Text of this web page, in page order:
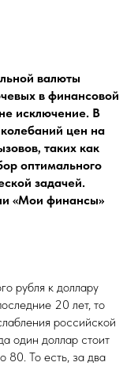
валюты
в финансовой
исключение. В
цен на
таких как
оптимального
задачей.
«Мои финансы»
рубля к доллару
20 лет, то
российской
один доллар стоит
80. То есть, за два